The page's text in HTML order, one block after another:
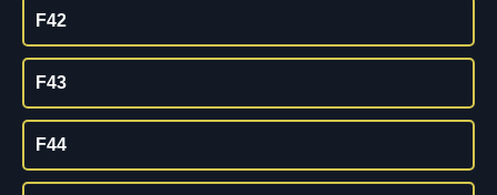
F42
F43
F44